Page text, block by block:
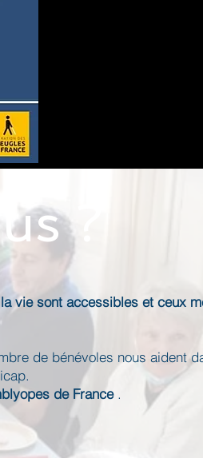
?
vie sont accessibles et ceux
de bénévoles nous aident
de France.